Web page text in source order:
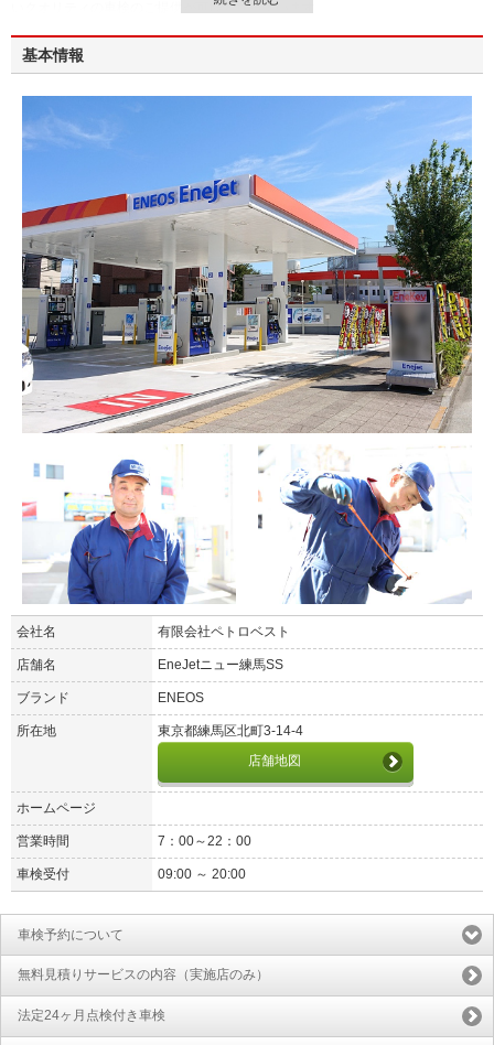
いクオリティの車検のご提供が可能となっています。
のある方は気軽にご相談ください。
基本情報
会社名 有限会社ペトロベスト
店舗名 EneJetニュー練馬SS
ブランド ENEOS
所在地
東京都練馬区北町3-14-4
店舗地図
ホームページ
営業時間 7：00～22：00
車検受付 09:00 ～ 20:00
車検予約について
無料見積りサービスの内容（実施店のみ）
法定24ヶ月点検付き車検